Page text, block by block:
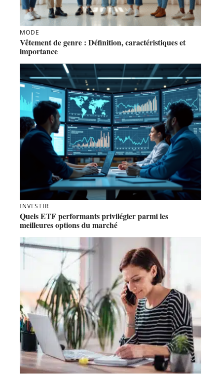
MODE
Vêtement de genre : Définition, caractéristiques et
importance
INVESTIR
Quels ETF performants privilégier parmi les
meilleures options du marché